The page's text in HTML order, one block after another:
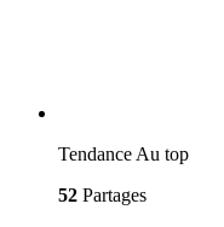
Tendance Au top
52 Partages